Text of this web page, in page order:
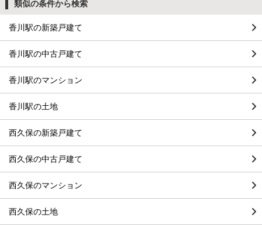
類似の条件から検索
香川駅の新築戸建て
香川駅の中古戸建て
香川駅のマンション
香川駅の土地
西久保の新築戸建て
西久保の中古戸建て
西久保のマンション
西久保の土地